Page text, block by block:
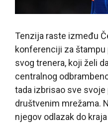
Tenzija raste između
konferenciji za
svog trenera, koji želi
centralnog
tada izbrisao sve
društvenim mrežama.
njegov odlazak do